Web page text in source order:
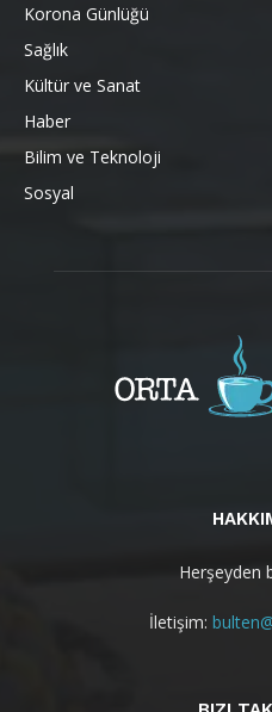
Korona Günlüğü
Sağlık
Kültür ve Sanat
Haber
Bilim ve Teknoloji
Sosyal
Herşeyden
İletişim: